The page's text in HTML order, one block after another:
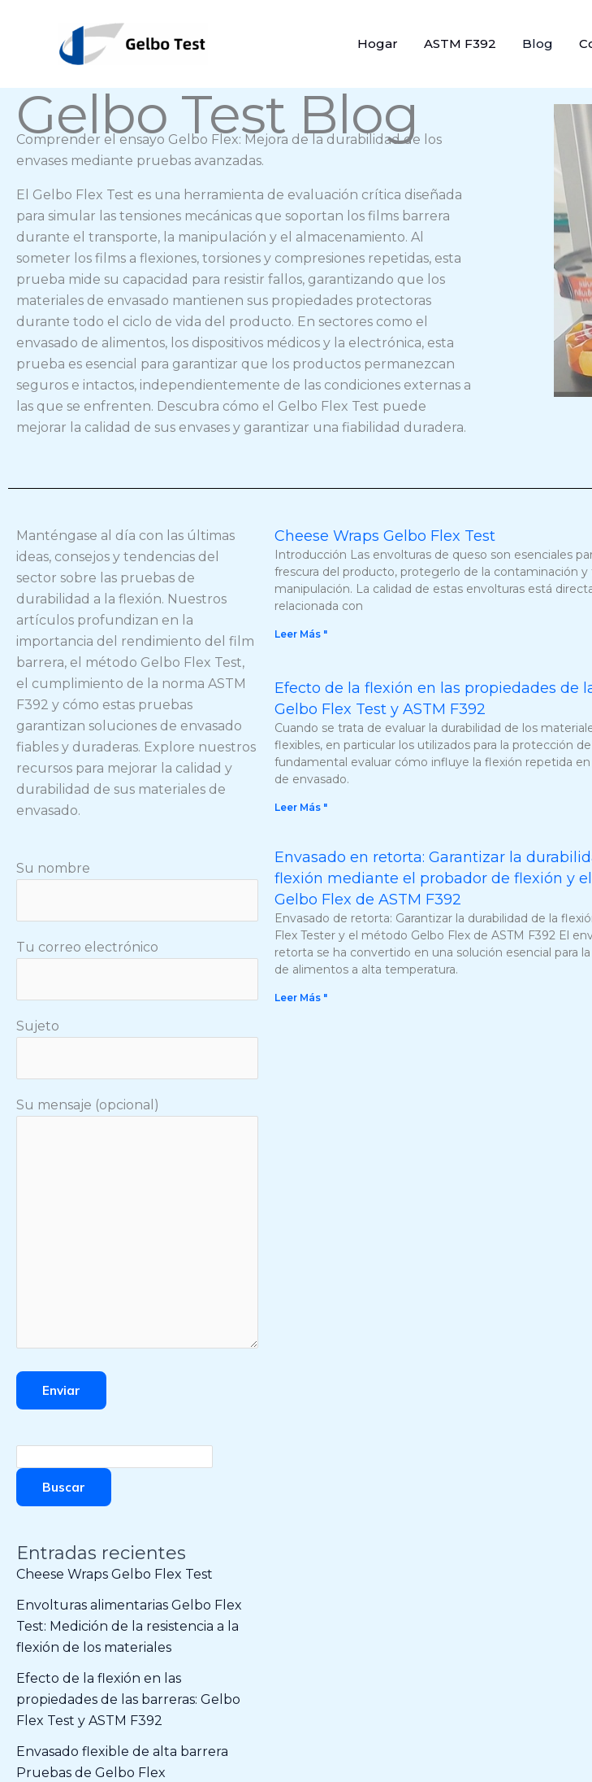
contenido
Hogar ASTM F392 Blog
Gelbo Test Blog
Comprender el ensayo Gelbo Flex: Mejora de la durabilidad de los
envases mediante pruebas avanzadas.
El Gelbo Flex Test es una herramienta de evaluación crítica diseñada
para simular las tensiones mecánicas que soportan los films barrera
durante el transporte, la manipulación y el almacenamiento. Al
someter los films a flexiones, torsiones y compresiones repetidas, esta
prueba mide su capacidad para resistir fallos, garantizando que los
materiales de envasado mantienen sus propiedades protectoras
durante todo el ciclo de vida del producto. En sectores como el
envasado de alimentos, los dispositivos médicos y la electrónica, esta
prueba es esencial para garantizar que los productos permanezcan
seguros e intactos, independientemente de las condiciones externas a
las que se enfrenten. Descubra cómo el Gelbo Flex Test puede
mejorar la calidad de sus envases y garantizar una fiabilidad duradera.
Manténgase al día con las últimas
ideas, consejos y tendencias del
sector sobre las pruebas de
durabilidad a la flexión. Nuestros
artículos profundizan en la
importancia del rendimiento del film
barrera, el método Gelbo Flex Test,
el cumplimiento de la norma ASTM
F392 y cómo estas pruebas
garantizan soluciones de envasado
fiables y duraderas. Explore nuestros
recursos para mejorar la calidad y
durabilidad de sus materiales de
envasado.
Su nombre
Tu correo electrónico
Sujeto
Su mensaje (opcional)
Buscar
Buscar
Entradas recientes
Cheese Wraps Gelbo Flex Test
Envolturas alimentarias Gelbo Flex
Test: Medición de la resistencia a la
flexión de los materiales
Efecto de la flexión en las
propiedades de las barreras: Gelbo
Flex Test y ASTM F392
Envasado flexible de alta barrera
Pruebas de Gelbo Flex
Cheese Wraps Gelbo Flex Test
Introducción Las envolturas de queso son esenciales
frescura del producto, protegerlo de la contaminación y
manipulación. La calidad de estas envolturas está
relacionada con
Leer Más "
Efecto de la flexión en las propiedades de
Gelbo Flex Test y ASTM F392
Cuando se trata de evaluar la durabilidad de los
flexibles, en particular los utilizados para la protección
fundamental evaluar cómo influye la flexión repetida
de envasado.
Leer Más "
Envasado en retorta: Garantizar la
flexión mediante el probador de flexión y
Gelbo Flex de ASTM F392
Envasado de retorta: Garantizar la durabilidad de la
Flex Tester y el método Gelbo Flex de ASTM F392 El
retorta se ha convertido en una solución esencial para
de alimentos a alta temperatura.
Leer Más "